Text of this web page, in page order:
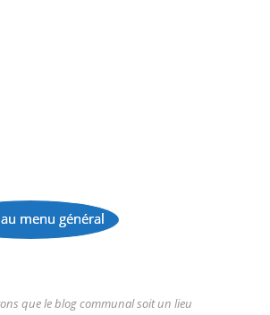
menu général
...
que le blog communal soit un lieu